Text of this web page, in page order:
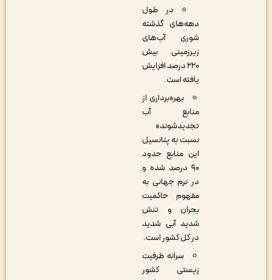
در طول
دهه‌های گذشته
شوری آب‌های
زیرزمینی بیش
۲۲۰ درصد افزایش
یافته است.
بهره‌برداری از
منابع آب
تجدیدشونده
نسبت به پتانسیل
این منابع حدود
۹۰ درصد شده و
در نرم جهانی به
مفهوم حاکمیت
بحران و تنش
شدید آبی شدید
در کل کشور است.
سرانه ظرفیت
زیستی کشور